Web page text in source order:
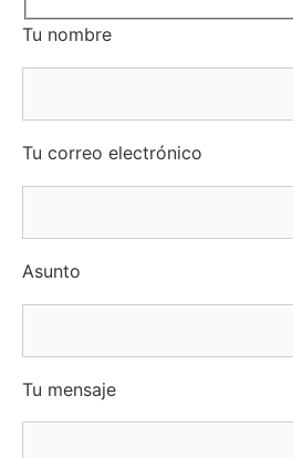
Tu nombre
Tu correo electrónico
Asunto
Por favor, deja este campo vacío.
Por favor, deja este campo vacío.
Tu mensaje